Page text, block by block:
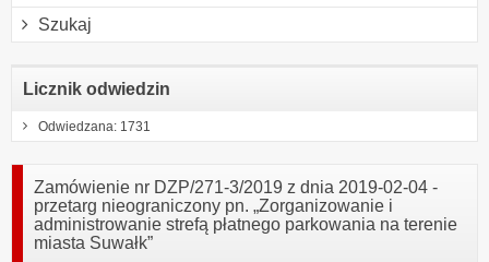
Szukaj
Licznik odwiedzin
Odwiedzana: 1731
Zamówienie nr DZP/271-3/2019 z dnia 2019-02-04 -
przetarg nieograniczony pn. „Zorganizowanie i
administrowanie strefą płatnego parkowania na terenie
miasta Suwałk”